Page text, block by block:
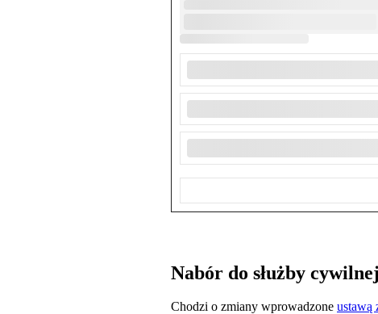
Nabór do służby
Chodzi o zmiany wprowadzone ustawą